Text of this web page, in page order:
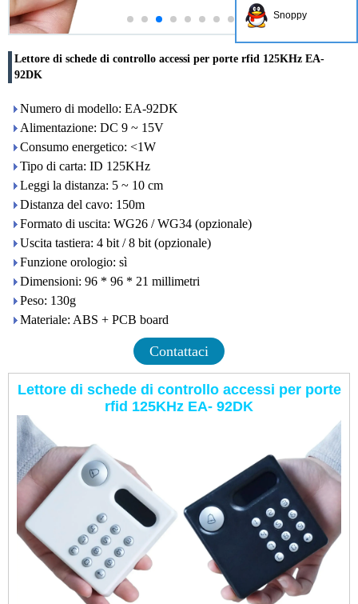
Lettore di schede di controllo accessi per porte rfid 125KHz EA-
92DK
Numero di modello: EA-92DK
Alimentazione: DC 9 ~ 15V
Consumo energetico: <1W
Tipo di carta: ID 125KHz
Leggi la distanza: 5 ~ 10 cm
Distanza del cavo: 150m
Formato di uscita: WG26 / WG34 (opzionale)
Uscita tastiera: 4 bit / 8 bit (opzionale)
Funzione orologio: sì
Dimensioni: 96 * 96 * 21 millimetri
Peso: 130g
Materiale: ABS + PCB board
Contattaci
Lettore di schede di controllo accessi per porte
rfid 125KHz EA- 92DK
Snoppy